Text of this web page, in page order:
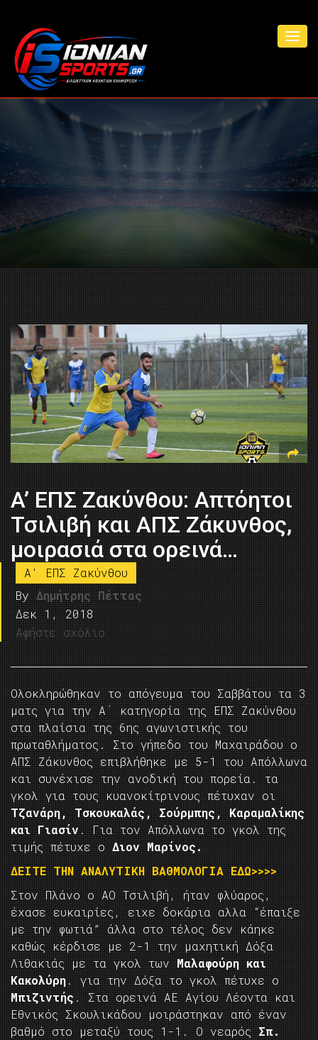
A’ ΕΠΣ Ζακύνθου: Απτόητοι
Τσιλιβή και ΑΠΣ Ζάκυνθος,
μοιρασιά στα ορεινά…
A' ΕΠΣ Ζακύνθου
By Δημήτρης Πέττας
Δεκ 1, 2018
Αφήστε σχόλιο
Ολοκληρώθηκαν το απόγευμα του Σαββάτου τα 3
ματς για την Α΄ κατηγορία της ΕΠΣ Ζακύνθου
στα πλαίσια της 6ης αγωνιστικής του
πρωταθλήματος. Στο γήπεδο του Μαχαιράδου ο
ΑΠΣ Ζάκυνθος επιβλήθηκε με 5-1 του Απόλλωνα
και συνέχισε την ανοδική του πορεία. τα
γκολ για τους κυανοκίτρινους πέτυχαν οι
Τζανάρη, Τσκουκαλάς, Σούρμπης, Καραμαλίκης
και Γιασίν . Για τον Απόλλωνα το γκολ της
τιμής πέτυχε ο Διον Μαρίνος.
ΔΕΙΤΕ ΤΗΝ ΑΝΑΛΥΤΙΚΗ ΒΑΘΜΟΛΟΓΙΑ ΕΔΩ>>>>
Στον Πλάνο ο ΑΟ Τσιλιβή, ήταν φλύαρος,
έχασε ευκαιρίες, ειχε δοκάρια αλλα “έπαιξε
με την φωτιά” άλλα στο τέλος δεν κάηκε
καθώς κέρδισε με 2-1 την μαχητική Δόξα
Λιθακιάς με τα γκολ των Μαλαφούρη και
Κακολύρη. για την Δόξα το γκολ πέτυχε ο
Μπιζιντής . Στα ορεινά ΑΕ Αγίου Λέοντα και
Εθνικός Σκουλικάδου μοιράστηκαν από έναν
βαθμό στο μεταξύ τους 1-1. Ο νεαρός Σπ.